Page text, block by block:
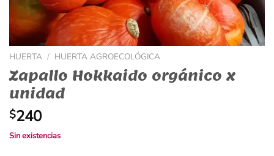
HUERTA / HUERTA AGROECOLÓGICA
Zapallo Hokkaido orgánico x
unidad
$240
Sin existencias